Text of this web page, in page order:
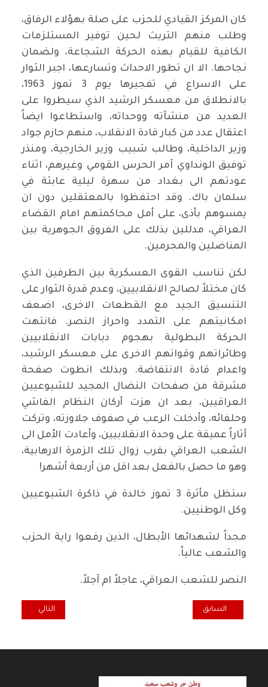
كان المركز القيادي للحزب على صلة بهؤلاء الرفاق،
وطلب منهم التريث لحين توفير المستلزمات
الكافية للقيام بهذه الحركة الشجاعة، ولضمان
نجاحها. الا ان تطور الاحداث وتسارعها، اجبر الثوار
على الاسراع في تفجيرها يوم 3 تموز 1963،
بالانطلاق من معسكر الرشيد الذي سيطروا على
العديد من منشآته ووحداته، واستطاعوا ايضاً
اعتقال عدد من كبار قادة الانقلاب، منهم حازم جواد
وزير الداخلية، وطالب شبيب وزير الخارجية، ومنذر
توفيق الونداوي آمر الحرس القومي وغيرهم، اثناء
عودتهم الى بغداد من سهرة ليلية عابثة في
سلمان باك. وقد احتفظوا بالمعتقلين دون ان
يمسوهم بأذى، على أمل محاكمتهم امام القضاء
العراقي، مدللين بذلك على الفروق الجوهرية بين
المناضلين والمجرمين.
لكن تناسب القوى العسكرية بين الطرفين الذي
كان مختلاً لصالح الانقلابيين، وعدم قدرة الثوار على
التنسيق الجيد مع القطعات الاخرى، اضعف
امكانيتهم على التمدد واحراز النصر. فانتهت
الحركة البطولية بهجوم دبابات الانقلابيين
وطائراتهم وقواتهم الاخرى على معسكر الرشيد،
واعدام قادة الانتفاضة. وبذلك انطوت صفحة
مشرقة من صفحات النضال المجيد للشيوعيين
العراقيين، بعد ان هزت أركان النظام الفاشي
وحلفائه، وأدخلت الرعب في صفوف جلاوزته، وتركت
آثاراً عميقة على وحدة الانقلابيين، وأعادت الأمل الى
الشعب العراقي بقرب زوال تلك الزمرة الارهابية،
وهو ما حصل بالفعل بعد اقل من أربعة أشهر!
ستظل مأثرة 3 تموز خالدة في ذاكرة الشيوعيين
وكل الوطنيين.
مجداً لشهدائها الأبطال، الذين رفعوا راية الحزب
والشعب عالياً.
النصر للشعب العراقي، عاجلاً ام آجلاً.
المقال السابق: الشيوعي العراقي يطالب بالإسراع في اطلاق رواتب
السابق المقال التالي:
التالي